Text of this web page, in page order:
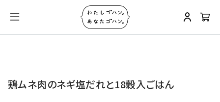
鶏ムネ肉のネギ塩だれと18穀入ごはん